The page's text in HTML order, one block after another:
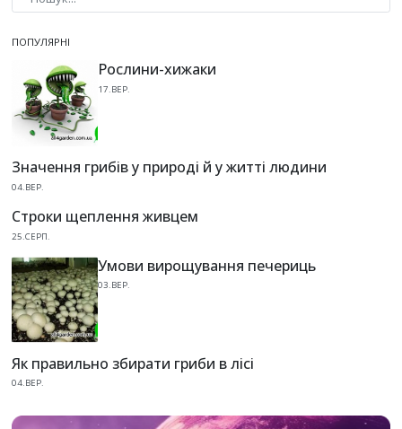
ПОПУЛЯРНІ
Рослини-хижаки
17.ВЕР.
Значення грибів у природі й у житті людини
04.ВЕР.
Строки щеплення живцем
25.СЕРП.
Умови вирощування печериць
03.ВЕР.
Як правильно збирати гриби в лісі
04.ВЕР.